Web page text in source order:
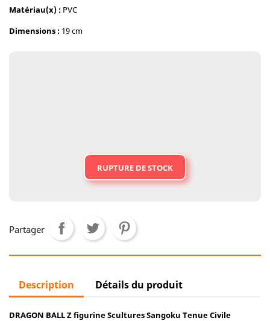
Matériau(x) : PVC
Dimensions : 19 cm
RUPTURE DE STOCK
Partager
Description Détails du produit
DRAGON BALL Z figurine Scultures Sangoku Tenue Civile